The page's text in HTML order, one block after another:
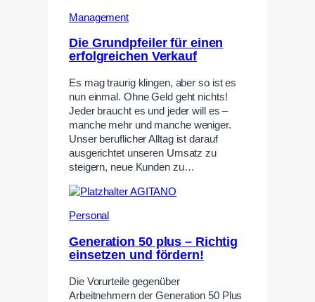
Management
Die Grundpfeiler für einen
erfolgreichen Verkauf
Es mag traurig klingen, aber so ist es
nun einmal. Ohne Geld geht nichts!
Jeder braucht es und jeder will es –
manche mehr und manche weniger.
Unser beruflicher Alltag ist darauf
ausgerichtet unseren Umsatz zu
steigern, neue Kunden zu…
Personal
Generation 50 plus – Richtig
einsetzen und fördern!
Die Vorurteile gegenüber
Arbeitnehmern der Generation 50 Plus